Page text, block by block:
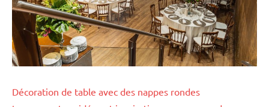
Décoration de table avec des nappes rondes